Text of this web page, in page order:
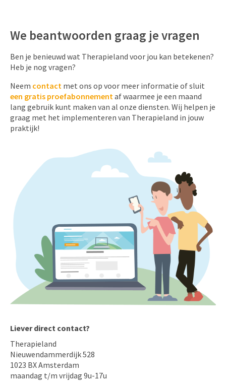
We beantwoorden graag je vragen
Ben je benieuwd wat Therapieland voor jou kan betekenen?
Heb je nog vragen?
Neem contact met ons op voor meer informatie of sluit
een gratis proefabonnementaf waarmee je een maand
lang gebruik kunt maken van al onze diensten. Wij helpen je
graag met het implementeren van Therapieland in jouw
praktijk!
Liever direct contact?
Therapieland
Nieuwendammerdijk 528
1023 BX Amsterdam
maandag t/m vrijdag 9u-17u